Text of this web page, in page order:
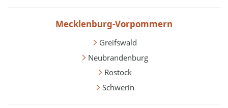
Mecklenburg-Vorpommern
Greifswald
Neubrandenburg
Rostock
Schwerin